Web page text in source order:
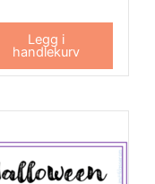
Legg i
handlekurv